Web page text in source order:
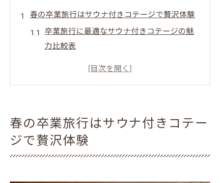
春の卒業旅行はサウナ付きコテージで贅沢体験
卒業旅行に最適なサウナ付きコテージの魅
力比較表
春だけの贅沢体験を叶えるコテージ選び
プライベート感満点のコテージで春を満喫しよ
う
春の卒業旅行はサウナ付きコテー
ジで贅沢体験